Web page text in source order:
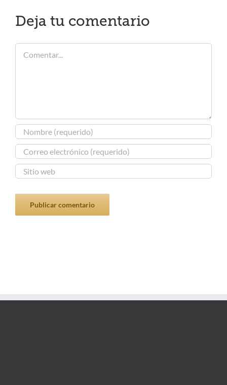
Deja tu comentario
Comentar